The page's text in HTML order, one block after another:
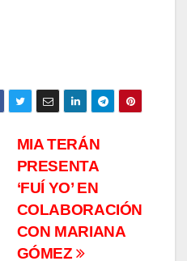
MIA TERÁN
PRESENTA
‘FUÍ YO’ EN
COLABORACIÓN
CON MARIANA
GÓMEZ